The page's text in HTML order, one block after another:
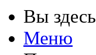
Вы
Меню